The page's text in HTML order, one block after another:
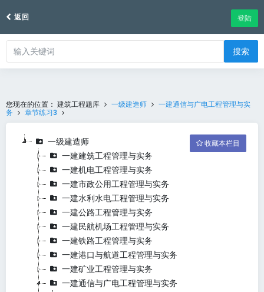
返回 登陆
搜索
您现在的位置： 建筑工程题库 一级建造师
一建通信与广电工程管理与实
务
章节练习3
收藏本栏目
一级建造师
一建建筑工程管理与实务
一建机电工程管理与实务
一建市政公用工程管理与实务
一建水利水电工程管理与实务
一建公路工程管理与实务
一建民航机场工程管理与实务
一建铁路工程管理与实务
一建港口与航道工程管理与实务
一建矿业工程管理与实务
一建通信与广电工程管理与实务